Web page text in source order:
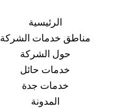
الرئيسية
مناطق خدمات الشركة
حول الشركة
خدمات حائل
خدمات جدة
المدونة